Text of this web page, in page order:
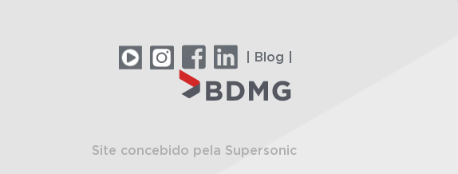
| Blog |
Site concebido pela Supersonic